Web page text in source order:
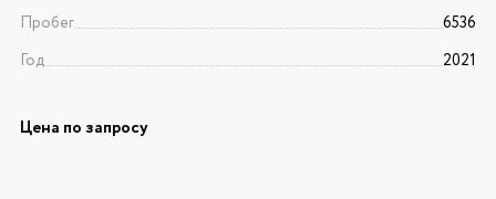
Пробег
6536
Год
2021
Цена по запросу